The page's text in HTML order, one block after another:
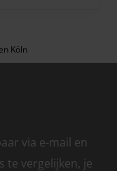
Köln
via e-mail en
te vergelijken, je